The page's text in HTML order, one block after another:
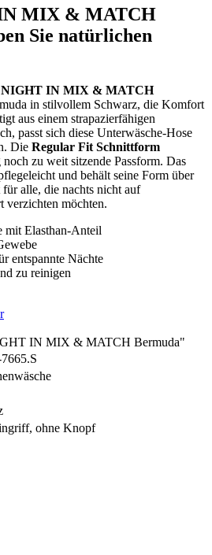
MIX & MATCH
Sie natürlichen
IN MIX & MATCH
in stilvollem Schwarz, die Komfort
aus einem strapazierfähigen
passt sich diese Unterwäsche-Hose
Die Regular Fit Schnittform
zu weit sitzende Passform. Das
und behält seine Form über
alle, die nachts nicht auf
verzichten möchten.
mit Elasthan-Anteil
entspannte Nächte
zu reinigen
IN MIX & MATCH Bermuda"
ohne Knopf